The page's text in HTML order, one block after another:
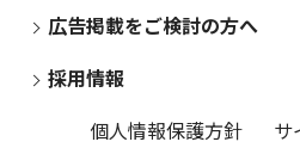
広告掲載をご検討の方へ
採用情報
個人情報保護方針
サ